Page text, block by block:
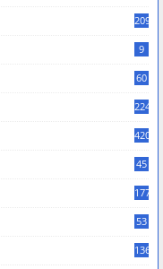
209
9
60
224
420
45
177
53
136